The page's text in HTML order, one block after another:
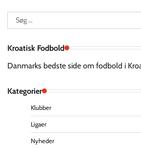
Søg
efter:
Kroatisk Fodbold
Danmarks bedste side om fodbold i
Kategorier
Klubber
Ligaer
Nyheder